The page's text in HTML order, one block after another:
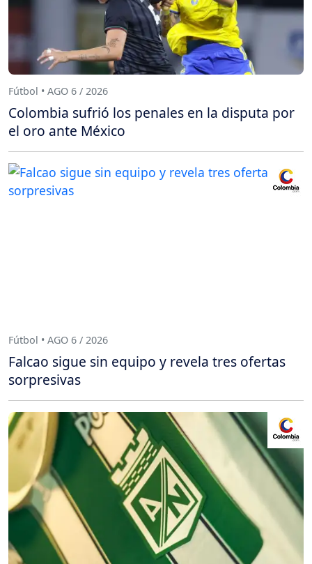
Fútbol • AGO 6 / 2026
Colombia sufrió los penales en la disputa por
el oro ante México
Fútbol • AGO 6 / 2026
Falcao sigue sin equipo y revela tres ofertas
sorpresivas